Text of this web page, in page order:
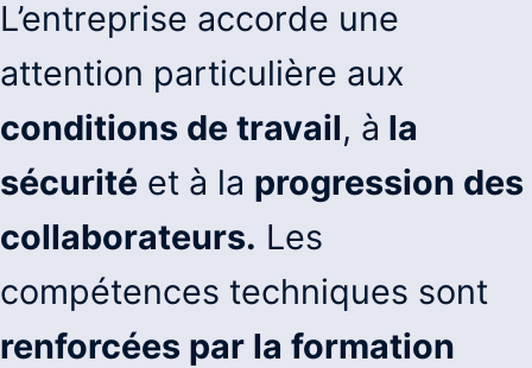
L’entreprise accorde une
attention particulière aux
conditions de travail, à la
sécurité et à la progression des
collaborateurs. Les
compétences techniques sont
renforcées par la formation